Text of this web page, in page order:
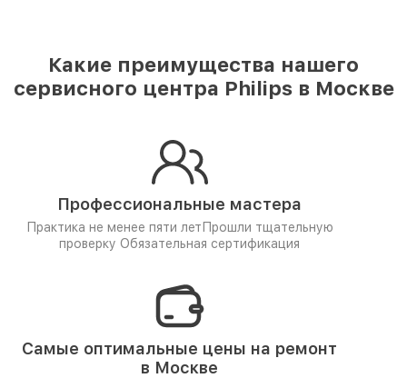
Какие преимущества нашего
сервисного центра Philips в Москве
Профессиональные мастера
Практика не менее пяти лет Прошли тщательную
проверку Обязательная сертификация
Самые оптимальные цены на ремонт
в Москве